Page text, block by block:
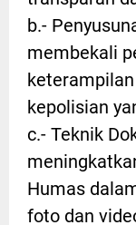
b.-
membekali
kepolisian
c.- Teknik
Humas
foto dan